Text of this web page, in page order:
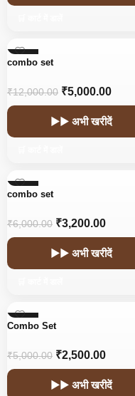
-58%
combo set
₹12,000.00 ₹5,000.00
▶▶ अभी खरीदें
-47%
combo set
₹6,000.00 ₹3,200.00
▶▶ अभी खरीदें
-50%
Combo Set
₹5,000.00 ₹2,500.00
▶▶ अभी खरीदें